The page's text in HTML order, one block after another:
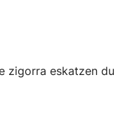
zigorra eskatzen du